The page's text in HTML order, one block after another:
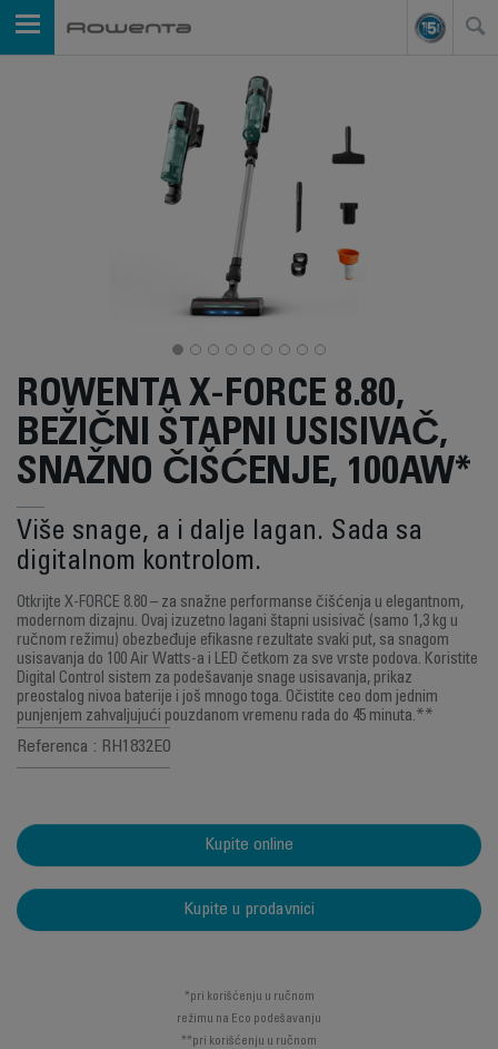
ROWENTA X-FORCE 8.80,
BEŽIČNI ŠTAPNI USISIVAČ,
SNAŽNO ČIŠĆENJE, 100AW*
Više snage, a i dalje lagan. Sada sa
digitalnom kontrolom.
Otkrijte X-FORCE 8.80 – za snažne performanse čišćenja u elegantnom,
modernom dizajnu. Ovaj izuzetno lagani štapni usisivač (samo 1,3 kg u
ručnom režimu) obezbeđuje efikasne rezultate svaki put, sa snagom
usisavanja do 100 Air Watts-a i LED četkom za sve vrste podova. Koristite
Digital Control sistem za podešavanje snage usisavanja, prikaz
preostalog nivoa baterije i još mnogo toga. Očistite ceo dom jednim
punjenjem zahvaljujući pouzdanom vremenu rada do 45 minuta.**
Referenca : RH1832E0
Kupite online
Kupite u prodavnici
*pri korišćenju u ručnom
režimu na Eco podešavanju
**pri korišćenju u ručnom